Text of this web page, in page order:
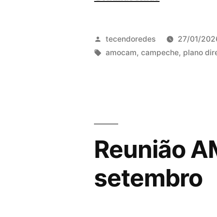
AMOCAM
debate
do
Campeche”
Publicado
por
tecendoredes 27/01/
Tags:
amocam,campeche, plano
Reunião
setembro